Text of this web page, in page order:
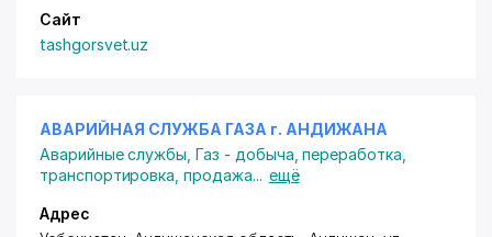
Сайт
tashgorsvet.uz
АВАРИЙНАЯ СЛУЖБА ГАЗА г. АНДИЖАНА
Аварийные службы ,Газ - добыча, переработка,
транспортировка, продажа... ещё
Адрес